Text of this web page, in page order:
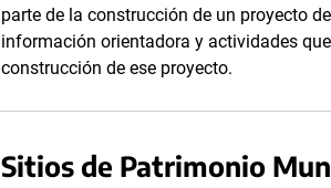
parte de la construcción de un proyecto
información orientadora y actividades
construcción de ese proyecto.
Sitios de Patrimonio